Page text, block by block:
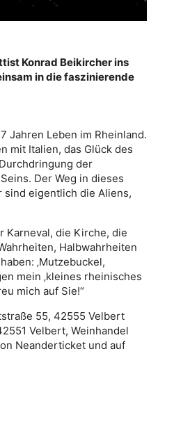
Konrad Beikircher ins
in die faszinierende
Jahren Leben im Rheinland.
mit Italien, das Glück des
der
Der Weg in dieses
sind eigentlich die Aliens,
Karneval, die Kirche, die
Halbwahrheiten
‚Mutzebuckel,
mein ‚kleines rheinisches
mich auf Sie!“
55, 42555 Velbert
Velbert, Weinhandel
Neanderticket und auf